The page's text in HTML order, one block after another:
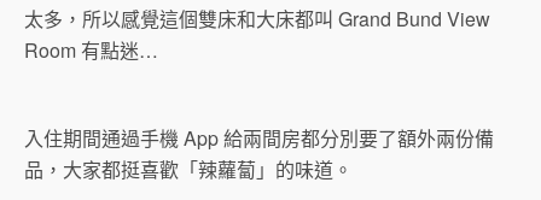
太多，所以感覺這個雙床和大床都叫 Grand Bund View
Room 有點迷…
入住期間通過手機 App 給兩間房都分別要了額外兩份備
品，大家都挺喜歡「辣蘿蔔」的味道。